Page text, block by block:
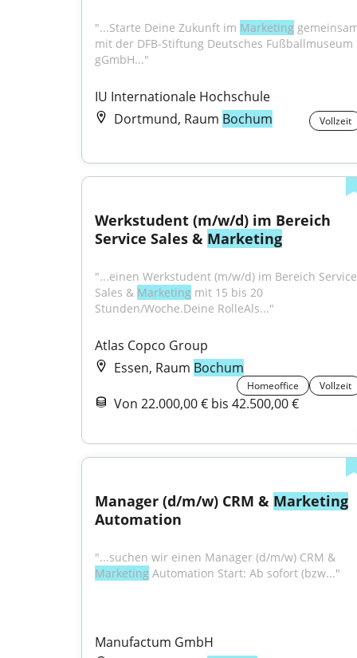
"...Starte Deine Zukunft im Marketing
mit der DFB-Stiftung Deutsches Fußballmuseum
gGmbH..."
IU Internationale Hochschule
Dortmund, Raum Bochum Vollzeit
Werkstudent (m/w/d) im Bereich
Service Sales & Marketing
"...einen Werkstudent (m/w/d) im Bereich Service
Sales & Marketing mit 15 bis 20
Stunden/Woche.Deine RolleAls..."
Atlas Copco Group
Essen, Raum Bochum
Homeoffice Vollzeit
Von 22.000,00 € bis 42.500,00 €
Manager (d/m/w) CRM & Marketing
Automation
Marketing Automation Start: Ab sofort (bzw..."
Manufactum GmbH